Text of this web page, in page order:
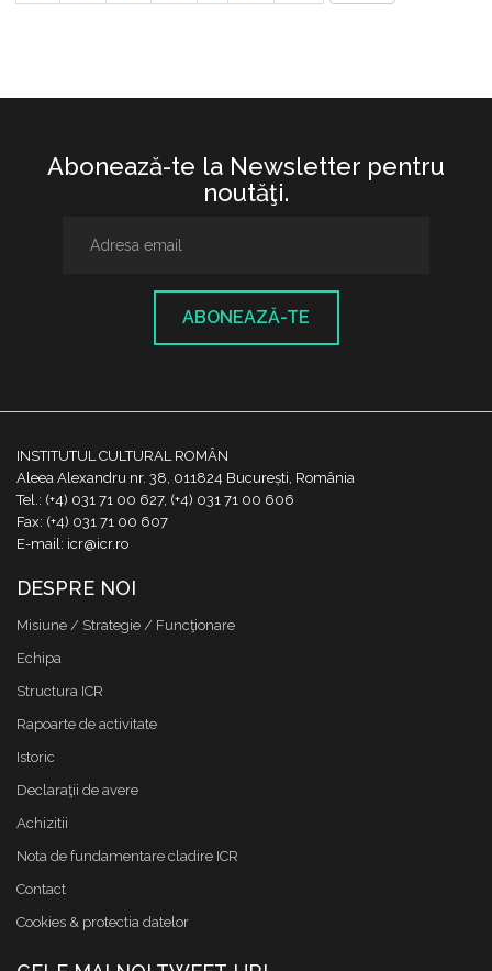
Abonează-te la Newsletter pentru
noutăţi.
ABONEAZĂ-TE
INSTITUTUL CULTURAL ROMÂN
Aleea Alexandru nr. 38, 011824 București, România
Tel.: (+4) 031 71 00 627, (+4) 031 71 00 606
Fax: (+4) 031 71 00 607
E-mail: icr@icr.ro
DESPRE NOI
Misiune / Strategie / Funcţionare
Echipa
Structura ICR
Rapoarte de activitate
Istoric
Declaraţii de avere
Achizitii
Nota de fundamentare cladire ICR
Contact
Cookies & protectia datelor